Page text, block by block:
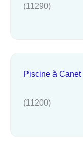
(11290)
Piscine à Canet
(11200)